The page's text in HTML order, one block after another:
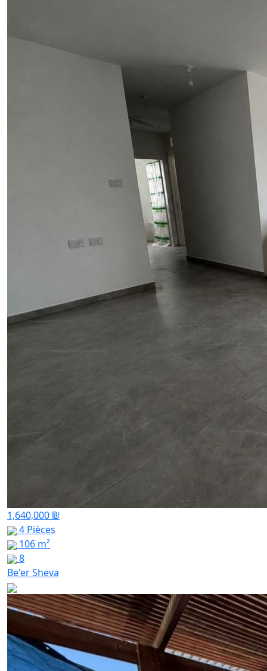
1,640,000 ₪
4 Pièces
106 m²
8
Be'er Sheva